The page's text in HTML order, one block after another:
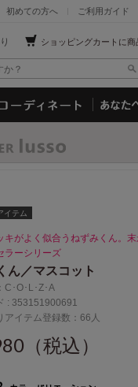
ご利用ガイド
初めての方へ
ショッピングカートに商
イテム
キがよく似合うねずみくん。
ラーシリーズ
ん／マスコット
C･O･L･Z･A
: 353151900691
アイテム登録数：66人
（税込）